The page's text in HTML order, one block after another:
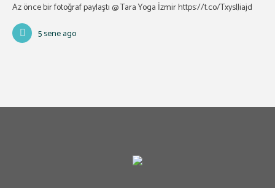
Az önce bir fotoğraf paylaştı @ Tara Yoga İzmirhttps://t.co/TxyslJiajd
5 sene ago